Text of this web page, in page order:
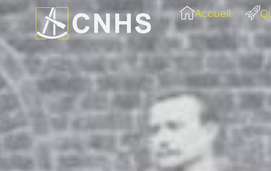
Accueil